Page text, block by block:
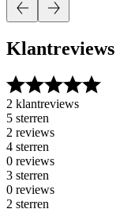
Klantreviews
2 klantreviews
5 sterren
2 reviews
4 sterren
0 reviews
3 sterren
0 reviews
2 sterren